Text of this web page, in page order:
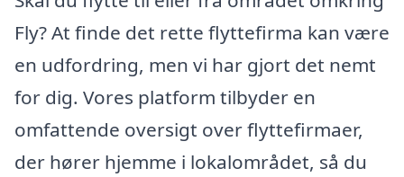
Fly? At finde det rette flyttefirma kan være
en udfordring, men vi har gjort det nemt
for dig. Vores platform tilbyder en
omfattende oversigt over flyttefirmaer,
der hører hjemme i lokalområdet, så du